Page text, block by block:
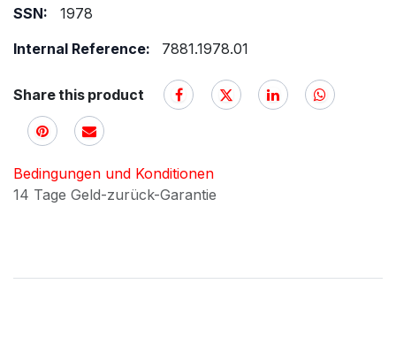
SSN:
1978
Internal Reference:
7881.1978.01
Share this product
Bedingungen und Konditionen
14 Tage Geld-zurück-Garantie